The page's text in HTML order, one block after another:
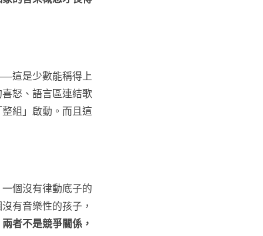
這是少數能稱得上
怒、語言區連結歌
組」啟動。而且這
一個沒有律動底子的
有音樂性的孩子，
兩者不是競爭關係，